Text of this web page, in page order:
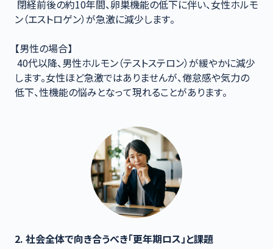
ン（エストロゲン）が急激に減少します。
【男性の場合】
します。女性ほど急激ではありませんが、倦怠感や気力の
低下、性機能の悩みとなって現れることがあります。
2. 社会全体で向き合うべき「更年期ロス」と課題